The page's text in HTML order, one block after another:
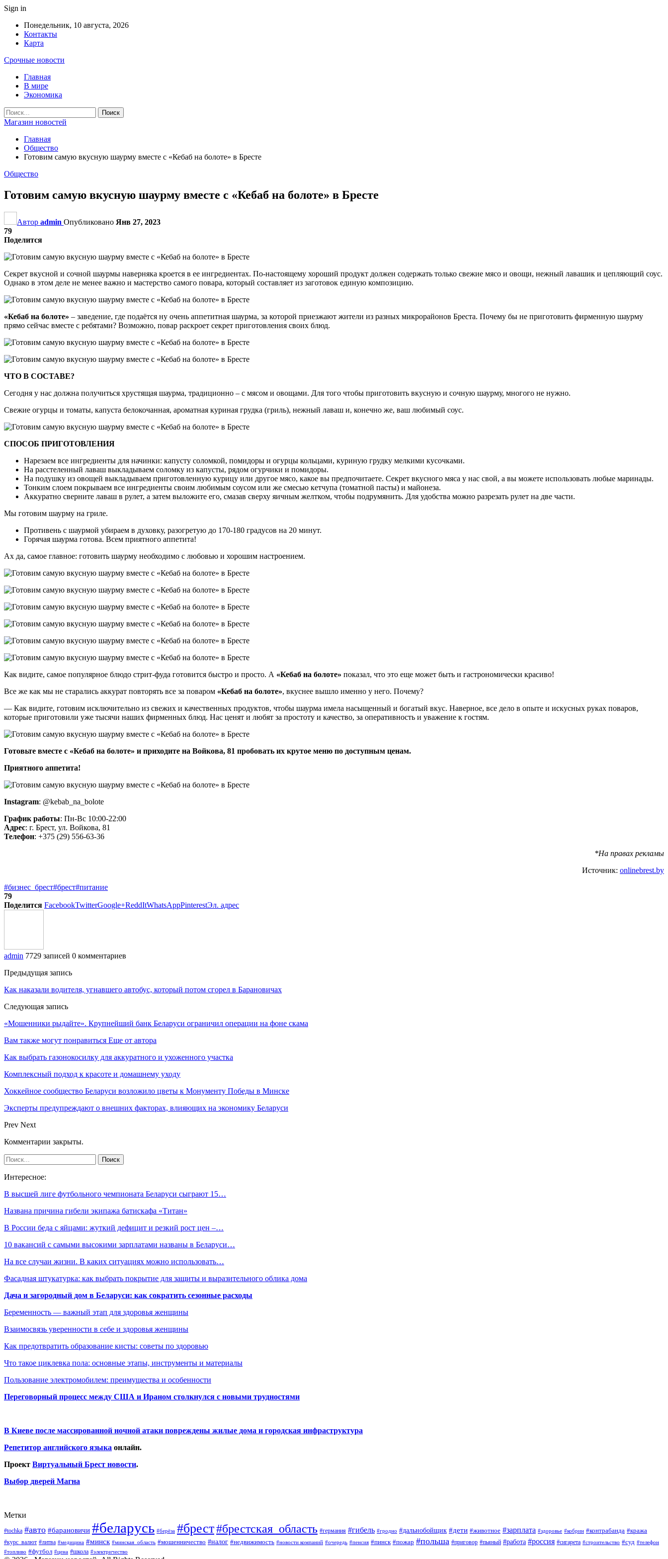
Sign in
Понедельник, 10 августа, 2026
Контакты
Карта
Срочные новости
Главная
В мире
Экономика
Магазин новостей
Главная
Общество
Готовим самую вкусную шаурму вместе с «Кебаб на болоте» в Бресте
Общество
Готовим самую вкусную шаурму вместе с «Кебаб на болоте» в Бресте
Автор admin Опубликовано Янв 27, 2023
79
Поделится
Секрет вкусной и сочной шаурмы наверняка кроется в ее ингредиентах. По-настоящему хороший продукт должен содержать только свежие мясо и овощи, нежный лавашик и цепляющий соус.
Однако в этом деле не менее важно и мастерство самого повара, который составляет из заготовок единую композицию.
«Кебаб на болоте» – заведение, где подаётся ну очень аппетитная шаурма, за которой приезжают жители из разных микрорайонов Бреста. Почему бы не приготовить фирменную шаурму
прямо сейчас вместе с ребятами? Возможно, повар раскроет секрет приготовления своих блюд.
ЧТО В СОСТАВЕ?
Сегодня у нас должна получиться хрустящая шаурма, традиционно – с мясом и овощами. Для того чтобы приготовить вкусную и сочную шаурму, многого не нужно.
Свежие огурцы и томаты, капуста белокочанная, ароматная куриная грудка (гриль), нежный лаваш и, конечно же, ваш любимый соус.
СПОСОБ ПРИГОТОВЛЕНИЯ
Нарезаем все ингредиенты для начинки: капусту соломкой, помидоры и огурцы кольцами, куриную грудку мелкими кусочками.
На расстеленный лаваш выкладываем соломку из капусты, рядом огурчики и помидоры.
На подушку из овощей выкладываем приготовленную курицу или другое мясо, какое вы предпочитаете. Секрет вкусного мяса у нас свой, а вы можете использовать любые маринады.
Тонким слоем покрываем все ингредиенты своим любимым соусом или же смесью кетчупа (томатной пасты) и майонеза.
Аккуратно сверните лаваш в рулет, а затем выложите его, смазав сверху яичным желтком, чтобы подрумянить. Для удобства можно разрезать рулет на две части.
Мы готовим шаурму на гриле.
Противень с шаурмой убираем в духовку, разогретую до 170-180 градусов на 20 минут.
Горячая шаурма готова. Всем приятного аппетита!
Ах да, самое главное: готовить шаурму необходимо с любовью и хорошим настроением.
Как видите, самое популярное блюдо стрит-фуда готовится быстро и просто. А «Кебаб на болоте» показал, что это еще может быть и гастрономически красиво!
Все же как мы не старались аккурат повторять все за поваром «Кебаб на болоте», вкуснее вышло именно у него. Почему?
— Как видите, готовим исключительно из свежих и качественных продуктов, чтобы шаурма имела насыщенный и богатый вкус. Наверное, все дело в опыте и искусных руках поваров,
которые приготовили уже тысячи наших фирменных блюд. Нас ценят и любят за простоту и качество, за оперативность и уважение к гостям.
Готовьте вместе с «Кебаб на болоте» и приходите на Войкова, 81 пробовать их крутое меню по доступным ценам.
Приятного аппетита!
Instagram: @kebab_na_bolote
График работы: Пн-Вс 10:00-22:00
Адрес: г. Брест, ул. Войкова, 81
Телефон: +375 (29) 556-63-36
*На правах рекламы
Источник: onlinebrest.by
#бизнес_брест#брест#питание
79
Поделится FacebookTwitterGoogle+ReddItWhatsAppPinterestЭл. адрес
admin 7729 записей 0 комментариев
Предыдущая запись
Как наказали водителя, угнавшего автобус, который потом сгорел в Барановичах
Следующая запись
«Мошенники рыдайте». Крупнейший банк Беларуси ограничил операции на фоне скама
Вам также могут понравиться Еще от автора
Как выбрать газонокосилку для аккуратного и ухоженного участка
Комплексный подход к красоте и домашнему уходу
Хоккейное сообщество Беларуси возложило цветы к Монументу Победы в Минске
Эксперты предупреждают о внешних факторах, влияющих на экономику Беларуси
Prev Next
Комментарии закрыты.
Интересное:
В высшей лиге футбольного чемпионата Беларуси сыграют 15…
Названа причина гибели экипажа батискафа «Титан»
В России беда с яйцами: жуткий дефицит и резкий рост цен –…
10 вакансий с самыми высокими зарплатами названы в Беларуси…
На все случаи жизни. В каких ситуациях можно использовать…
Фасадная штукатурка: как выбрать покрытие для защиты и выразительного облика дома
Дача и загородный дом в Беларуси: как сократить сезонные расходы
Беременность — важный этап для здоровья женщины
Взаимосвязь уверенности в себе и здоровья женщины
Как предотвратить образование кисты: советы по здоровью
Что такое циклевка пола: основные этапы, инструменты и материалы
Пользование электромобилем: преимущества и особенности
Переговорный процесс между США и Ираном столкнулся с новыми трудностями
В Киеве после массированной ночной атаки повреждены жилые дома и городская инфраструктура
Репетитор английского языка онлайн.
Проект Виртуальный Брест новости.
Выбор дверей Магна
Метки
#tochka #авто #барановичи #беларусь #берёза #брест#брестская_область #германия #гибель #гродно #дальнобойщик #дети #животное #зарплата #здоровье #кобрин #контрабанда #кража
#курс_валют #литва #медицина #минск #минская_область #мошенничество #налог #недвижимость #новости компаний #очередь #пенсия #пинск #пожар #польша #приговор #пьяный #работа #россия #сигарета #строительство #суд #телефон
#топливо #футбол #цена #школа #электричество